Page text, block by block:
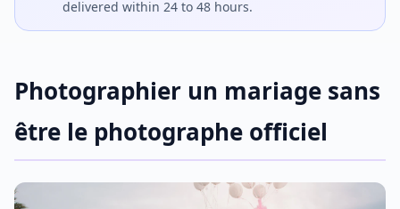
delivered within 24 to 48 hours.
Photographier un mariage sans
être le photographe officiel